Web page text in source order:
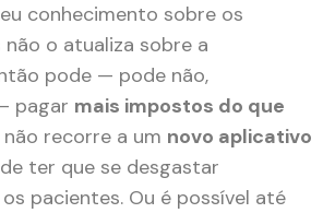
conhecimento sobre os
o atualiza sobre a
pode — pode não,
pagar mais impostos do que
não recorre a um novo aplicativo
ter que se desgastar
pacientes. Ou é possível até